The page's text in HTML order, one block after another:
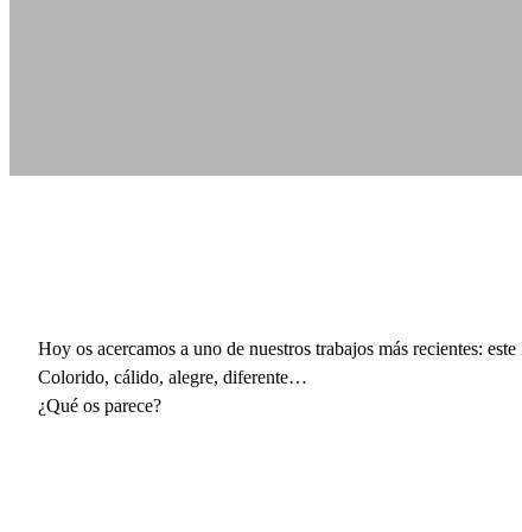
Hoy os acercamos a uno de nuestros trabajos más recientes:
Colorido, cálido, alegre, diferente…
¿Qué os parece?